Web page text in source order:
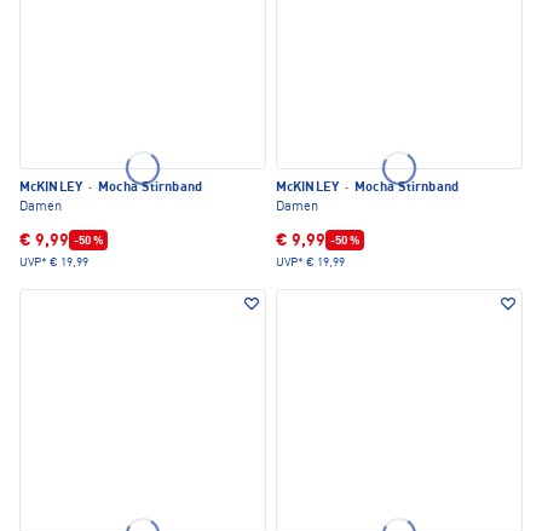
McKINLEY · Mocha Stirnband
Damen
€ 9,99 -50 %
UVP* € 19,99
McKINLEY · Mocha Stirnband
Damen
€ 9,99 -50 %
UVP* € 19,99